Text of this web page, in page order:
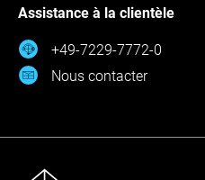
Assistance à la clientèle
+49-7229-7772-0
Nous contacter